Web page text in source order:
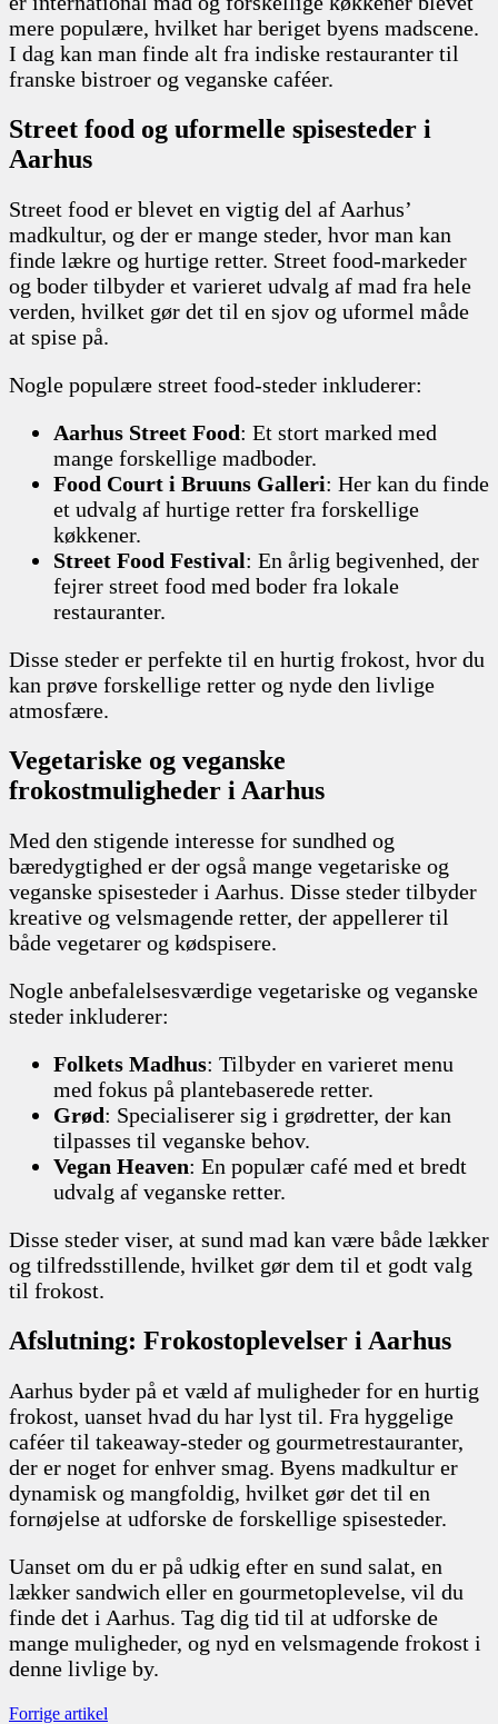
mere populære, hvilket har beriget byens madscene.
I dag kan man finde alt fra indiske restauranter til
franske bistroer og veganske caféer.
Street food og uformelle spisesteder i
Aarhus
Street food er blevet en vigtig del af Aarhus’
madkultur, og der er mange steder, hvor man kan
finde lækre og hurtige retter. Street food-markeder
og boder tilbyder et varieret udvalg af mad fra hele
verden, hvilket gør det til en sjov og uformel måde
at spise på.
Nogle populære street food-steder inkluderer:
Aarhus Street Food: Et stort marked med
mange forskellige madboder.
Food Court i Bruuns Galleri: Her kan du finde
et udvalg af hurtige retter fra forskellige
køkkener.
Street Food Festival: En årlig begivenhed, der
fejrer street food med boder fra lokale
restauranter.
Disse steder er perfekte til en hurtig frokost, hvor du
kan prøve forskellige retter og nyde den livlige
atmosfære.
Vegetariske og veganske
frokostmuligheder i Aarhus
Med den stigende interesse for sundhed og
bæredygtighed er der også mange vegetariske og
veganske spisesteder i Aarhus. Disse steder tilbyder
kreative og velsmagende retter, der appellerer til
både vegetarer og kødspisere.
Nogle anbefalelsesværdige vegetariske og veganske
steder inkluderer:
Folkets Madhus: Tilbyder en varieret menu
med fokus på plantebaserede retter.
Grød: Specialiserer sig i grødretter, der kan
tilpasses til veganske behov.
Vegan Heaven: En populær café med et bredt
udvalg af veganske retter.
Disse steder viser, at sund mad kan være både lækker
og tilfredsstillende, hvilket gør dem til et godt valg
til frokost.
Afslutning: Frokostoplevelser i Aarhus
Aarhus byder på et væld af muligheder for en hurtig
frokost, uanset hvad du har lyst til. Fra hyggelige
caféer til takeaway-steder og gourmetrestauranter,
der er noget for enhver smag. Byens madkultur er
dynamisk og mangfoldig, hvilket gør det til en
fornøjelse at udforske de forskellige spisesteder.
Uanset om du er på udkig efter en sund salat, en
lækker sandwich eller en gourmetoplevelse, vil du
finde det i Aarhus. Tag dig tid til at udforske de
mange muligheder, og nyd en velsmagende frokost i
denne livlige by.
Forrige artikel